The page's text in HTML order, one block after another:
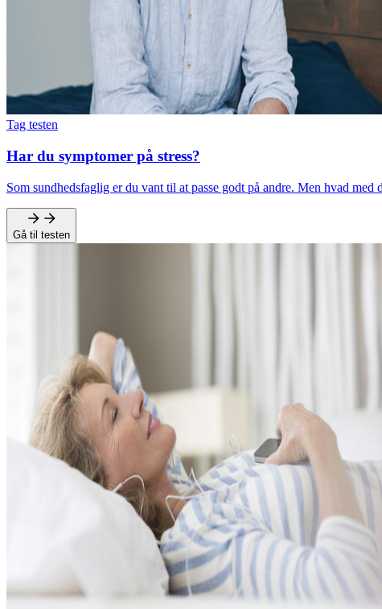
Tag testen
Har du symptomer på stress?
Som sundhedsfaglig er du vant til at passe godt på andre. Men hvad
Gå til testen